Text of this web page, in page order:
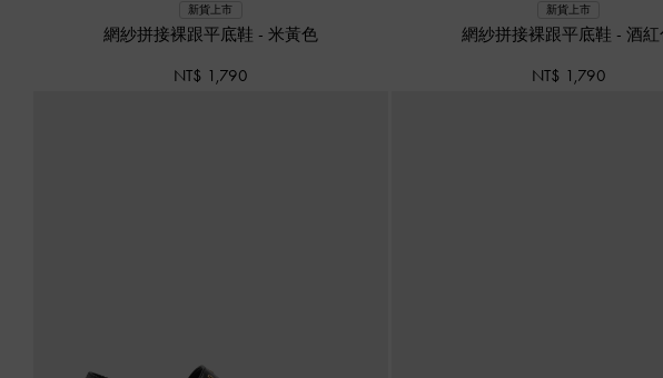
新貨上市
網紗拼接裸跟平底鞋 - 米黃色
NT$ 1,790
新貨上市
網紗拼接裸跟平底鞋 - 酒紅
NT$ 1,790